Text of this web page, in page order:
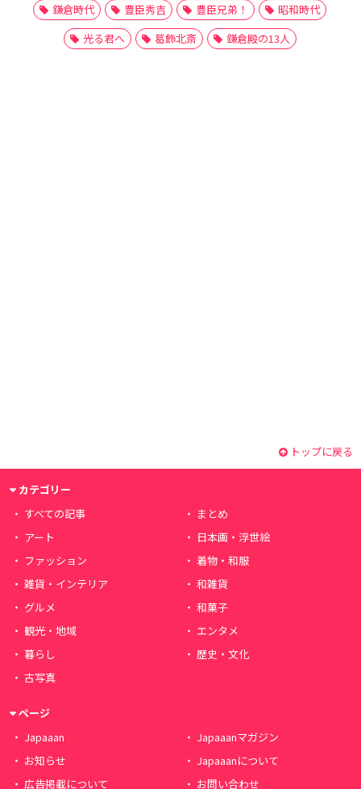
鎌倉時代
豊臣秀吉 豊臣兄弟！
昭和時代
光る君へ
葛飾北斎 鎌倉殿の13人
トップに戻る
カテゴリー
すべての記事
まとめ
アート
日本画・浮世絵
ファッション
着物・和服
雑貨・インテリア
和雑貨
グルメ
和菓子
観光・地域
エンタメ
暮らし
歴史・文化
古写真
ページ
Japaaan
Japaaanマガジン
お知らせ
Japaaanについて
広告掲載について
お問い合わせ